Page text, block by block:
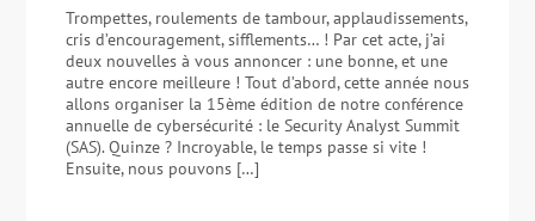
Trompettes, roulements de tambour, applaudissements,
cris d’encouragement, sifflements… ! Par cet acte, j’ai
deux nouvelles à vous annoncer : une bonne, et une
autre encore meilleure ! Tout d’abord, cette année nous
allons organiser la 15ème édition de notre conférence
annuelle de cybersécurité : le Security Analyst Summit
(SAS). Quinze ? Incroyable, le temps passe si vite !
Ensuite, nous pouvons […]